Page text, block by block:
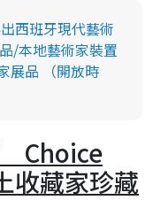
西班牙現代藝術
/本地藝術家裝置
展品 （開放時
Choice
收藏家珍藏